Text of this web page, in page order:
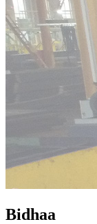
Bidhaa